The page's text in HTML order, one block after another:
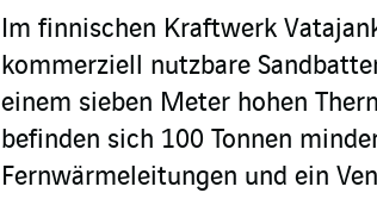
Im finnischen Kraftwerk
kommerziell nutzbare
einem sieben Meter hohen
befinden sich 100 Tonnen
Fernwärmeleitungen und ein